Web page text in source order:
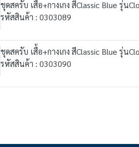
ชุดสครับ เสื้อ+กางเกง สีClassic Blue รุ่น
รหัสสินค้า : 0303089
ชุดสครับ เสื้อ+กางเกง สีClassic Blue รุ่น
รหัสสินค้า : 0303090